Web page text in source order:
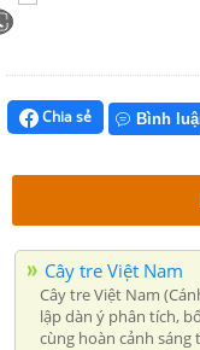
Chia sẻ Bình
Cây tre Việt Nam
Cây tre Việt Nam
lập dàn ý phân tích,
cùng hoàn cảnh sáng